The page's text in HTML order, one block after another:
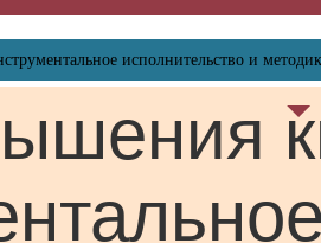
исполнительство и